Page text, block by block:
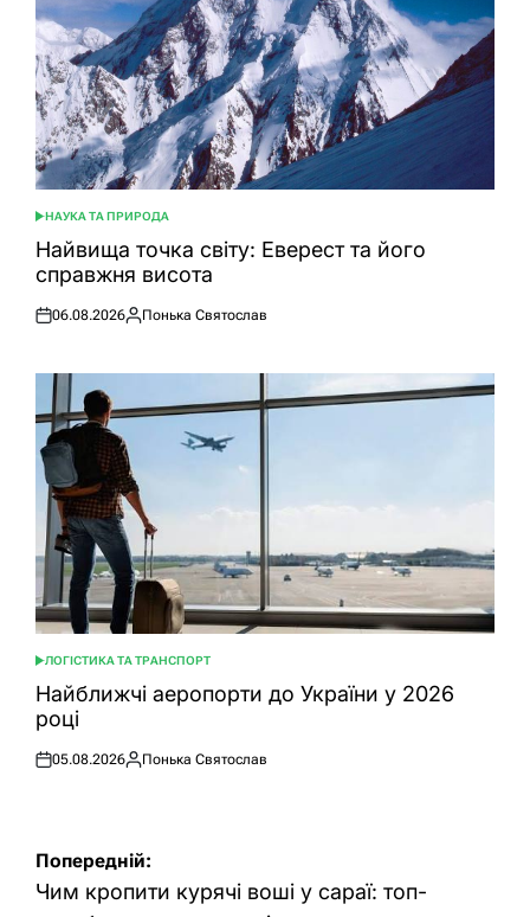
ОПУБЛІКУВАТИ
У
НАУКА ТА ПРИРОДА
Найвища точка світу: Еверест та його
справжня висота
Оприлюднено
06.08.2026
Опубліковано
Понька Святослав
ОПУБЛІКУВАТИ
У
ЛОГІСТИКА ТА ТРАНСПОРТ
Найближчі аеропорти до України у 2026
році
Оприлюднено
05.08.2026
Опубліковано
Понька Святослав
Навігація
записів
Попередній:
Чим кропити курячі воші у сараї: топ-